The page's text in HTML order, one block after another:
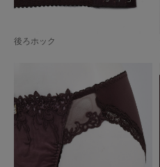
後ろホック